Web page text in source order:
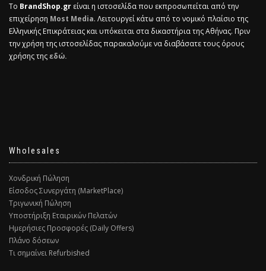
Το BrandShop.gr είναι η ιστοσελίδα που εκπροσωπείται από την
επιχείρηση Most Media. Λειτουργεί κάτω από το νομικό πλαίσιο της
Ελληνικής Επικράτειας και υπόκειται στα δικαστήρια της Αθήνας. Πριν
την χρήση της ιστοσελίδας παρακαλούμε να διαβάσατε τους όρους
χρήσης τηςεδώ.
Wholesales
Χονδρική Πώληση
Είσοδος Συνεργάτη (MarketPlace)
Τριγωνική Πώληση
Υποστήριξη Εταιρικών Πελατών
Ημερήσιες Προσφορές (Daily Offers)
Πλάνο δόσεων
Τι σημαίνει Refurbished